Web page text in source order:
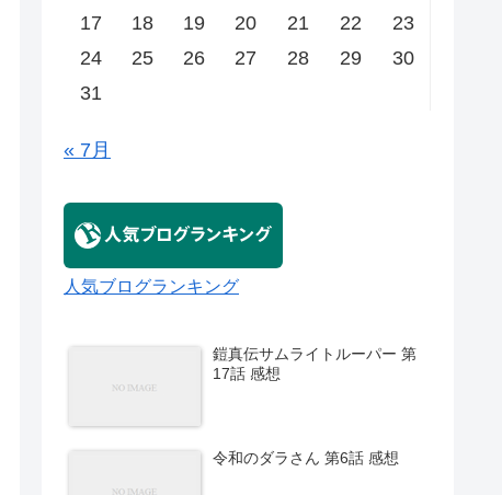
17
18 19 20 21 22
23
24
25 26 27 28 29
30
31
« 7月
人気ブログランキング
鎧真伝サムライトルーパー 第
17話 感想
令和のダラさん 第6話 感想